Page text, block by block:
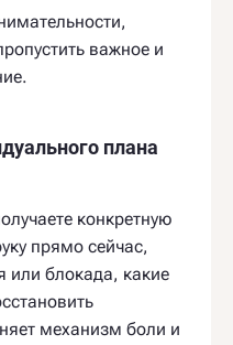
важное и
плана
конкретную
прямо сейчас,
или блокада, какие
механизм боли и